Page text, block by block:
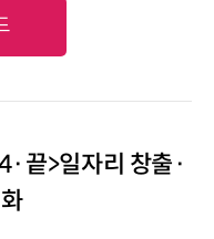
끝>일자리 창출·